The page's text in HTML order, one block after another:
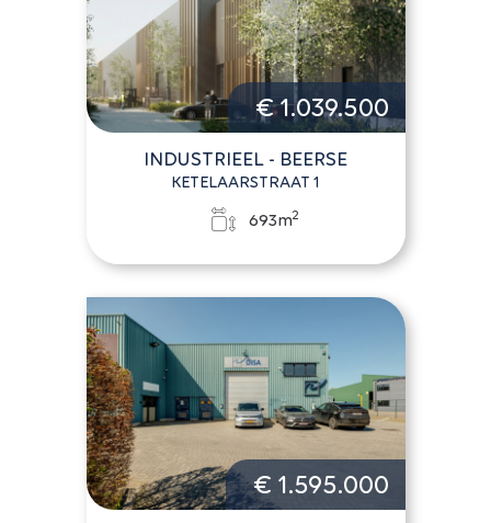
€ 1.039.500
INDUSTRIEEL - BEERSE
KETELAARSTRAAT 1
693m2
€ 1.595.000